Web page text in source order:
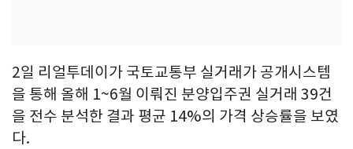
2일 리얼투데이가 국토교통부 실거래가 공개시스템
을 통해 올해 1~6월 이뤄진 분양입주권 실거래 39건
을 전수 분석한 결과 평균 14%의 가격 상승률을 보였
다.